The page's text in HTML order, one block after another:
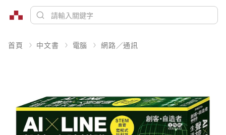
首頁 中文書 電腦 網路／通訊